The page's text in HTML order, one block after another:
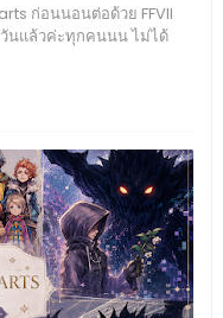
ก่อนนอนต่อด้วย FFVII
นแล้วค่ะทุกคนนน ไม่ได้